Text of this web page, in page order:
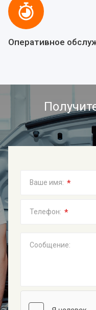
Оперативное
Ваше имя: *
Телефон: *
Сообщение: